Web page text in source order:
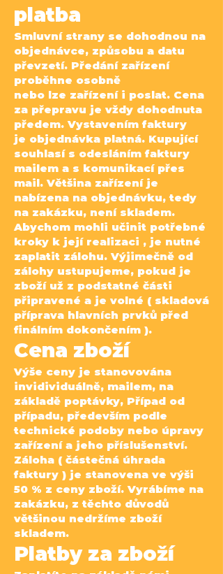
platba
Smluvní strany se dohodnou na
objednávce, způsobu a datu
převzetí. Předání zařízení
proběhne osobně
nebo lze zařízení i poslat. Cena
za přepravu je vždy dohodnuta
předem. Vystavením faktury
je objednávka platná. Kupující
souhlasí s odesláním faktury
mailem a s komunikací přes
mail. Většina zařízení je
nabízena na objednávku, tedy
na zakázku, není skladem.
Abychom mohli učinit potřebné
kroky k její realizaci , je nutné
zaplatit zálohu. Výjimečně od
zálohy ustupujeme, pokud je
zboží už z podstatné části
připravené a je volné ( skladová
příprava hlavních prvků před
finálním dokončením ).
Cena zboží
Výše ceny je stanovována
invidividuálně, mailem, na
základě poptávky, Případ od
případu, především podle
technické podoby nebo úpravy
zařízení a jeho příslušenství.
Záloha ( částečná úhrada
faktury ) je stanovena ve výši
50 % z ceny zboží. Vyrábíme na
zakázku, z těchto důvodů
většinou nedržíme zboží
skladem.
Platby za zboží